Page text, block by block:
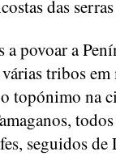
das
povoar a
tribos
topónimo na
seguidos